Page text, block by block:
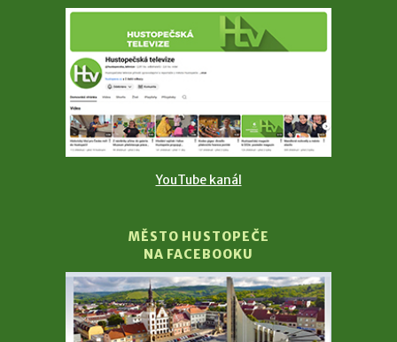
YouTube kanál
MĚSTO HUSTOPEČE
NA FACEBOOKU